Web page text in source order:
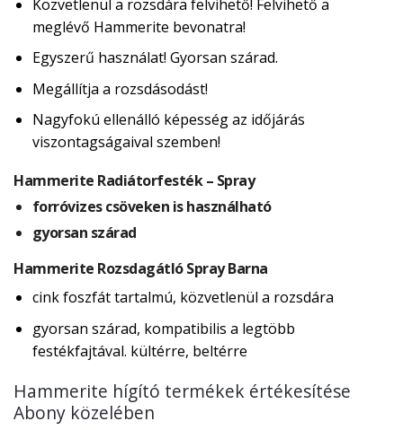
Közvetlenül a rozsdára felvihető! Felvihető a
meglévő Hammerite bevonatra!
Egyszerű használat! Gyorsan szárad.
Megállítja a rozsdásodást!
Nagyfokú ellenálló képesség az időjárás
viszontagságaival szemben!
Hammerite Radiátorfesték – Spray
forróvizes csöveken is használható
gyorsan szárad
Hammerite Rozsdagátló Spray Barna
cink foszfát tartalmú, közvetlenül a rozsdára
gyorsan szárad, kompatibilis a legtöbb
festékfajtával. kültérre, beltérre
Hammerite hígító termékek értékesítése
Abony közelében